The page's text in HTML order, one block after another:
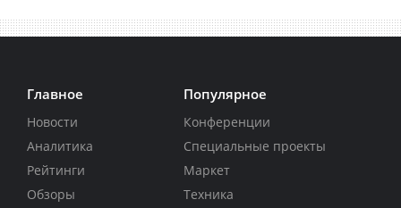
Главное
Новости
Аналитика
Рейтинги
Обзоры
Популярное
Конференции
Специальные проекты
Маркет
Техника